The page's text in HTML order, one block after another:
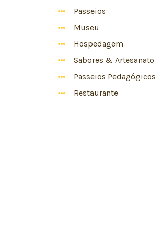
Passeios
Museu
Hospedagem
Sabores & Artesanato
Passeios Pedagógicos
Restaurante